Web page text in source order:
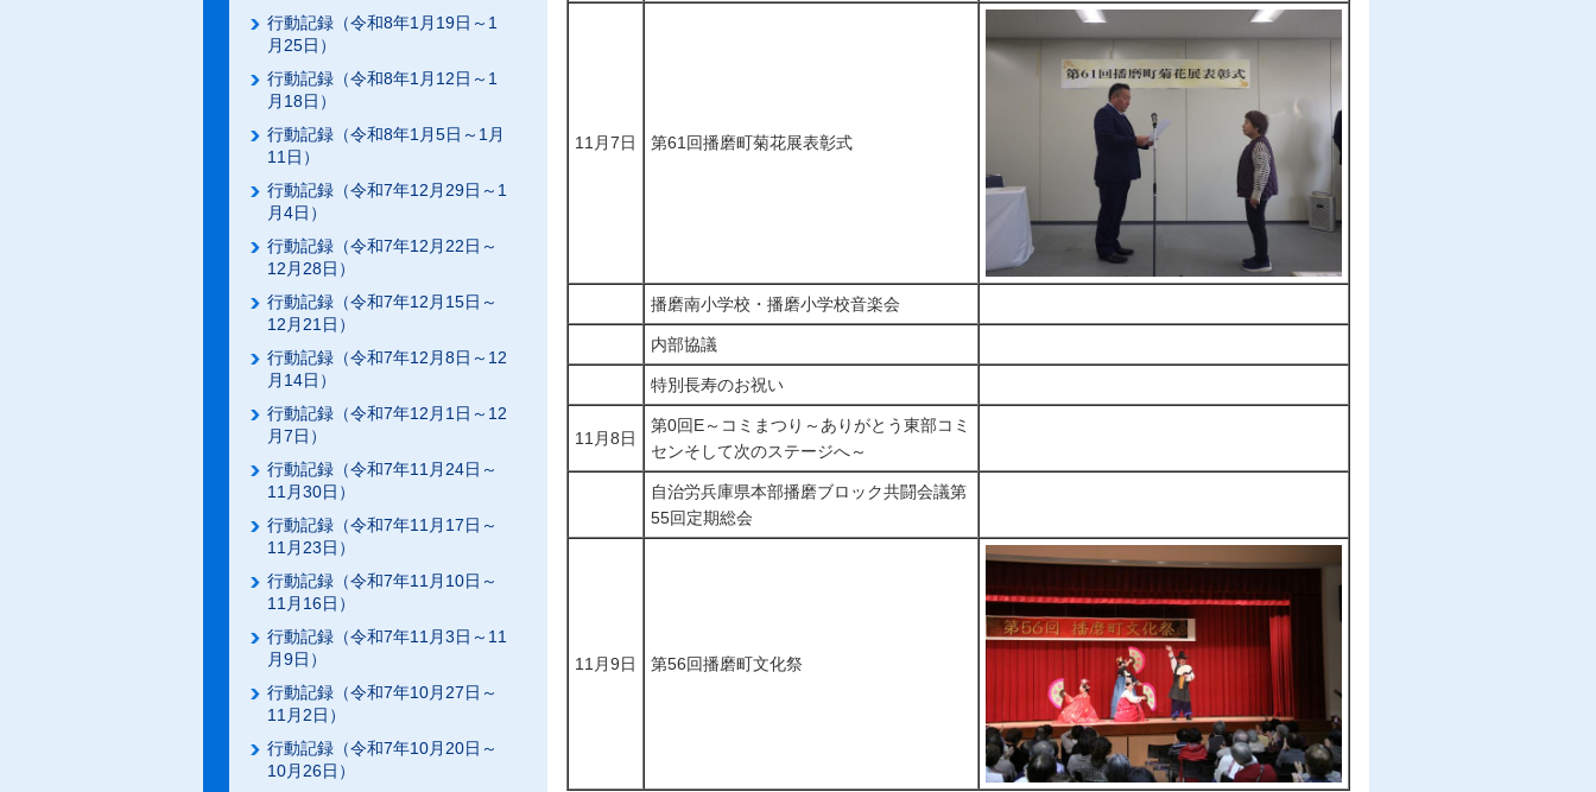
行動記録（令和8年1月19日～1
月25日）
行動記録（令和8年1月12日～1
月18日）
行動記録（令和8年1月5日～1月
11日）
行動記録（令和7年12月29日～1
月4日）
行動記録（令和7年12月22日～
12月28日）
行動記録（令和7年12月15日～
12月21日）
行動記録（令和7年12月8日～12
月14日）
行動記録（令和7年12月1日～12
月7日）
行動記録（令和7年11月24日～
11月30日）
行動記録（令和7年11月17日～
11月23日）
行動記録（令和7年11月10日～
11月16日）
行動記録（令和7年11月3日～11
月9日）
行動記録（令和7年10月27日～
11月2日）
行動記録（令和7年10月20日～
10月26日）
11月7日 第61回播磨町菊花展表彰式
播磨南小学校・播磨小学校音楽会
内部協議
特別長寿のお祝い
11月8日
第0回E～コミまつり～ありがとう東部コミ
センそして次のステージへ～
自治労兵庫県本部播磨ブロック共闘会議第
55回定期総会
11月9日 第56回播磨町文化祭